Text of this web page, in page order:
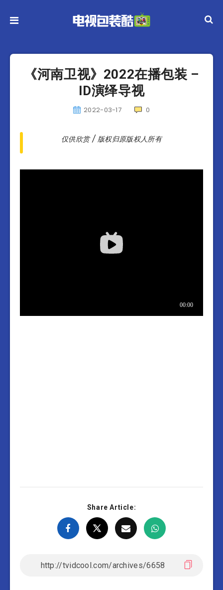
《河南卫视》2022在播包装 –
ID演绎导视
2022-03-17 0
仅供欣赏 / 版权归原版权人所有
Share Article: